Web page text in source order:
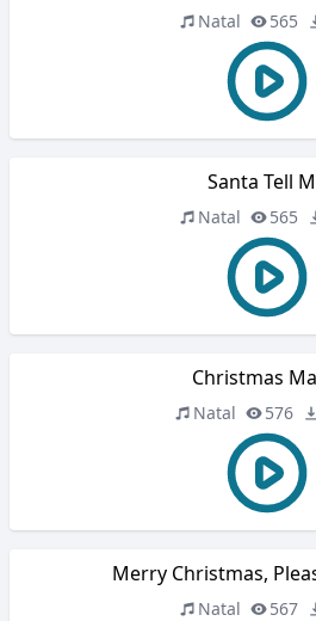
Natal 565
Santa Tell
Natal 565
Christmas
Natal 576
Merry Christmas,
Natal 567